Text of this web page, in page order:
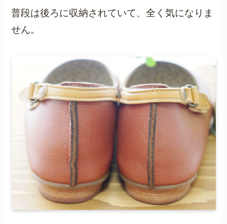
普段は後ろに収納されていて、全く気になりま
せん。